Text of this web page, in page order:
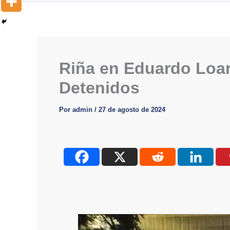
Riña en Eduardo
Detenidos
Por admin / 27 de agosto de 2024